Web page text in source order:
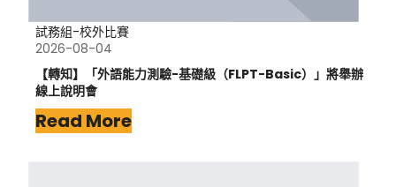
試務組-校外比賽
2026-08-04
【轉知】「外語能力測驗-基礎級（FLPT-Basic）」將舉辦
線上說明會
Read More